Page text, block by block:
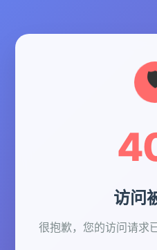
访问
很抱歉，您的访问请求